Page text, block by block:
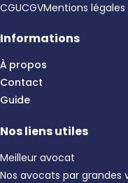
CGUCGVMentions légales
Informations
À propos
Contact
Guide
Nos liens utiles
Meilleur avocat
Nos avocats par